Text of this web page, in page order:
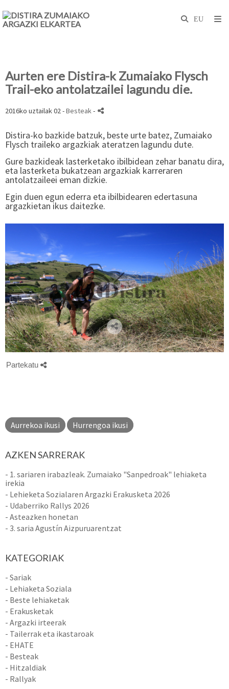
Aurten ere Distira-k Zumaiako Flysch
Trail-eko antolatzailei lagundu die.
2016ko uztailak 02 -Besteak-
Distira-ko bazkide batzuk, beste urte batez, Zumaiako
Flysch traileko argazkiak ateratzen lagundu dute.
Gure bazkideak lasterketako ibilbidean zehar banatu dira,
eta lasterketa bukatzean argazkiak karreraren
antolatzaileei eman dizkie.
Egin duen egun ederra eta ibilbidearen edertasuna
argazkietan ikus daitezke.
Partekatu
Aurrekoa ikusi Hurrengoa ikusi
AZKEN SARRERAK
- 1. sariaren irabazleak. Zumaiako "Sanpedroak" lehiaketa
irekia
- Lehieketa Sozialaren Argazki Erakusketa 2026
- Udaberriko Rallys 2026
- Asteazken honetan
- 3. saria Agustín Aizpuruarentzat
KATEGORIAK
- Sariak
- Lehiaketa Soziala
- Beste lehiaketak
- Erakusketak
- Argazki irteerak
- Tailerrak eta ikastaroak
- EHATE
- Besteak
- Hitzaldiak
- Rallyak